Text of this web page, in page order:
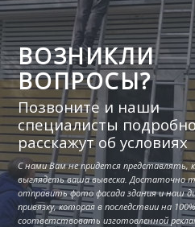
ВОЗНИКЛИ
ВОПРОСЫ?
Позвоните и наши
специалисты
расскажут об условиях
С нами Вам не придется представлять,
выглядеть ваша вывеска. Достаточно
отправить фото фасада здания и наш
привязку, которая в последствии на
соответствовать изготовленной